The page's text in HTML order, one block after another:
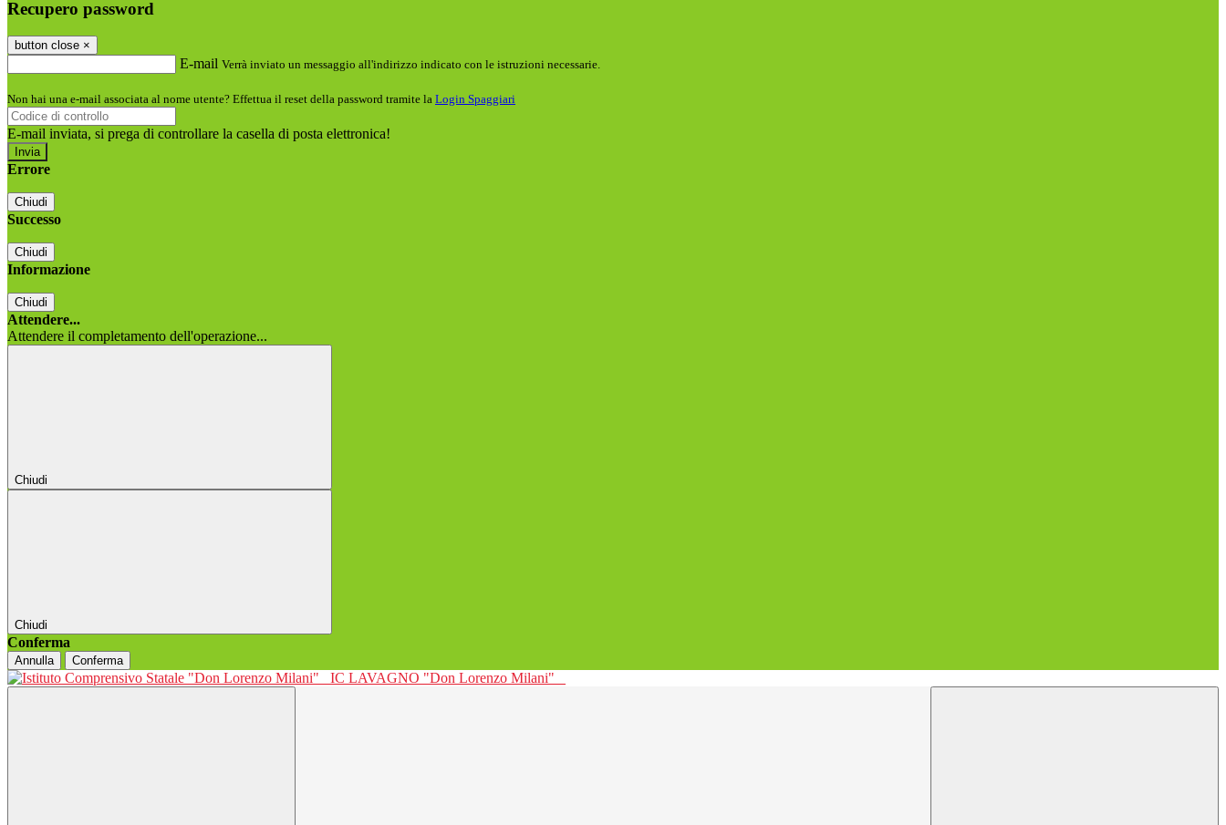
Recupero password
button close ×
E-mail Verrà inviato un messaggio all'indirizzo indicato con le istruzioni necessarie.
Non hai una e-mail associata al nome utente? Effettua il reset della password tramite la Login Spaggiari
E-mail inviata, si prega di controllare la casella di posta elettronica!
Errore
Chiudi
Successo
Chiudi
Informazione
Chiudi
Attendere...
Attendere il completamento dell'operazione...
Chiudi
Chiudi
Conferma
Annulla Conferma
IC LAVAGNO "Don Lorenzo Milani"